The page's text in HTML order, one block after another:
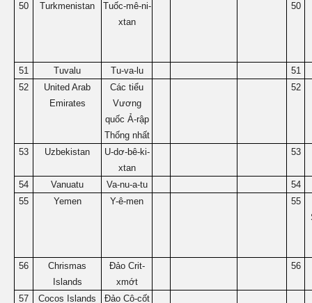
50 Turkmenistan
Tuốc-mê-ni-
xtan
50
51 Tuvalu Tu-va-lu
51
52
United Arab
Emirates
Các tiểu
Vương
quốc Ả-rập
Thống nhất
52
53 Uzbekistan
U-dơ-bê-ki-
xtan
53
54 Vanuatu Va-nu-a-tu
54
55
Yemen Y-ê-men
55
56
Chrismas
Islands
Đảo Crit-
xmớt
56
57 Cocos Islands Đảo Cô-cốt